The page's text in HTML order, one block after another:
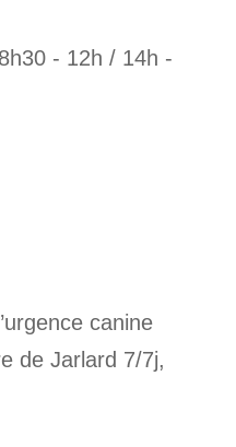
- 12h / 14h -
canine
de Jarlard 7/7j,